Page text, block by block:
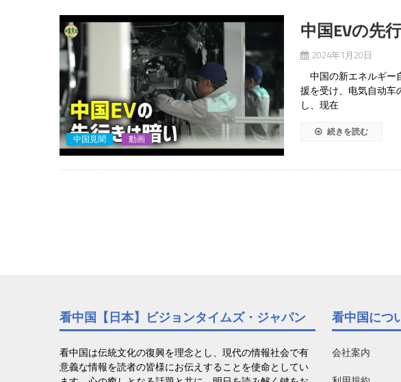
中国見聞 動画
中国EVの先
2024年1月20日
中国の新エネルギー
援を受け、电気自动车
し、现在
続きを読む
看中国【日本】ビジョンタイムズ・ジャパン
看中国は伝統文化の復興を理念とし、現代の情報社会で有
意義な情報を読者の皆様にお伝えすることを使命としてい
看中国につ
会社案内